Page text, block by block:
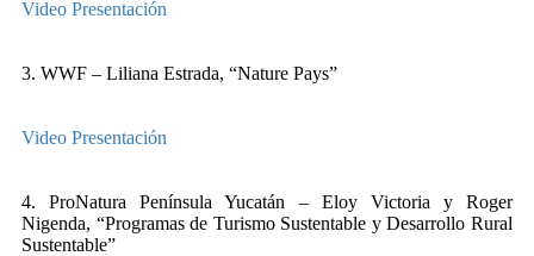
Video Presentación
3. WWF – Liliana Estrada, “Nature Pays”
Video Presentación
4. ProNatura Península Yucatán – Eloy Victoria y Roger
Nigenda, “Programas de Turismo Sustentable y Desarrollo Rural
Sustentable”